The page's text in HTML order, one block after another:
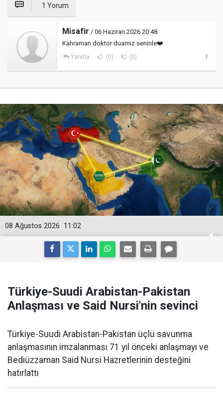
1 Yorum
Misafir / 06 Haziran 2026 20:48
Kahraman doktor duamız seninle❤️
Yanıtla (0) (0)
11:02
08 Ağustos 2026
Türkiye-Suudi Arabistan-Pakistan
Anlaşması ve Said Nursi'nin sevinci
Türkiye-Suudi Arabistan-Pakistan üçlü savunma
anlaşmasının imzalanması 71 yıl önceki anlaşmayı ve
Bediüzzaman Said Nursi Hazretlerinin desteğini
hatırlattı